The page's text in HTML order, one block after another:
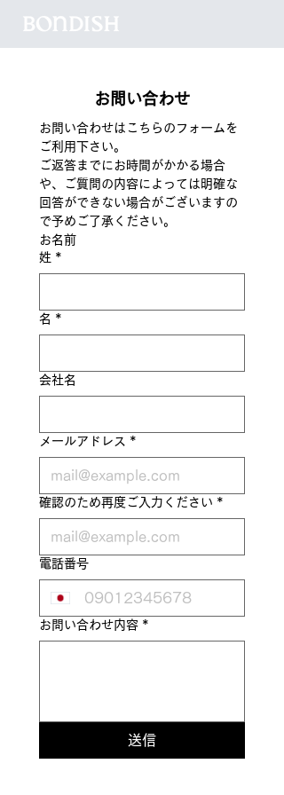
お問い合わせ
お問い合わせはこちらのフォームを
ご利用下さい。
ご返答までにお時間がかかる場合
や、ご質問の内容によっては明確な
回答ができない場合がございますの
で予めご了承ください。
お名前
姓 *
名 *
会社名
メールアドレス *
確認のため再度ご入力ください *
電話番号
お問い合わせ内容 *
送信